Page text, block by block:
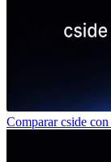
Comparar cside con